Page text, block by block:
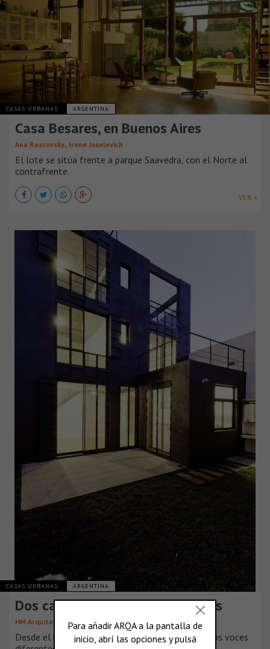
CASAS URBANAS ARGENTINA
Casa Besares, en Buenos Aires
Ana Rascovsky, Irene Joselevich
El lote se sitúa frente a parque Saavedra, con el Norte al
contrafrente.
VER +
CASAS URBANAS ARGENTINA
Dos casas Conde, en Buenos Aires
HM Arquitectos
Desde el inicio este proyecto debió responder a dos voces